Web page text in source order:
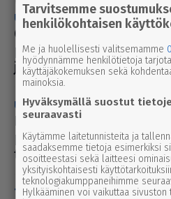
uutinen4.5.2026 1.40
Oppi­las­koh­tai­sen tuen
päätökset siir­ret­tiin
joh­ta­jalta reh­to­rille
uutinen28.4.2026 2.55
Lau­ta­kunta esittää
peru­so­pe­tuk­seen
täys­kiel­toa
Tänään25.3.2026 0.05
Tarvitsemme
henkilökohtaisen
Me ja huolellisesti valitsemamme
hyödynnämme henkilötietoja
käyttäjäkokemuksen sekä
mainoksia.
Hyväksymällä suostut
seuraavasti
Käytämme laitetunnisteita ja
saadaksemme tietoja esimerkiksi
osoitteestasi sekä laitteesi
yksityiskohtaisesti
teknologiakumppaneihimme
Hylkääminen voi vaikuttaa